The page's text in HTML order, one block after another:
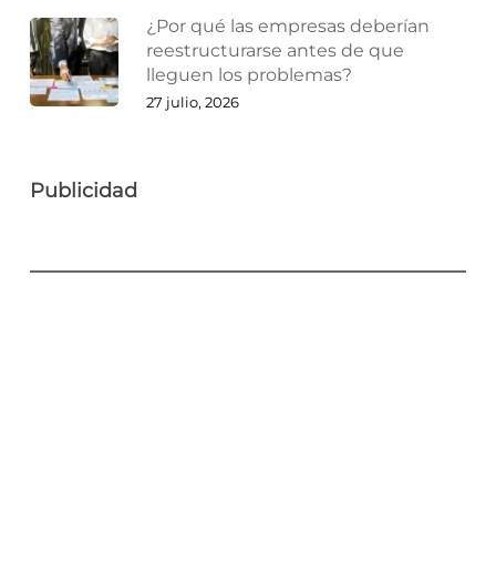
¿Por qué las empresas deberían
reestructurarse antes de que
lleguen los problemas?
27 julio, 2026
Publicidad